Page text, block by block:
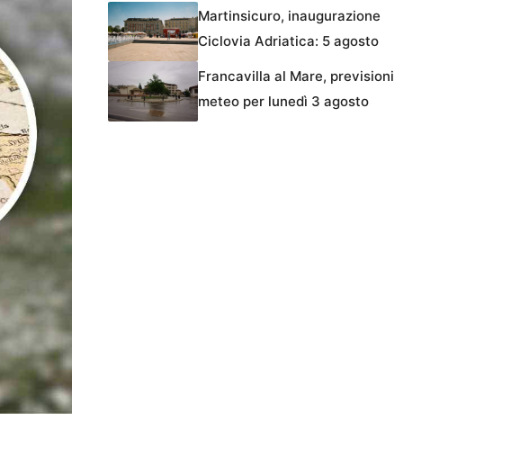
Martinsicuro, inaugurazione
Ciclovia Adriatica: 5 agosto
Francavilla al Mare, previsioni
meteo per lunedì 3 agosto